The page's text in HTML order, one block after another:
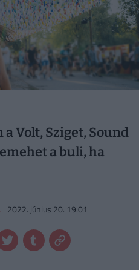
Volt, Sziget, Sound
a buli, ha
2022. június 20. 19:01